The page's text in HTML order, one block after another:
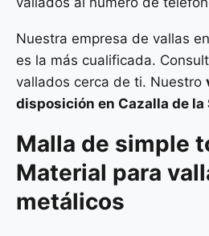
Nuestra empresa de vallas
es la más cualificada.
vallados cerca de ti. Nuestro
disposición en Cazalla de la
Malla de simple
Material para
metálicos